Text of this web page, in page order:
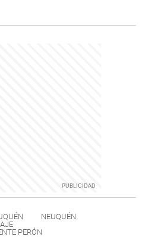
NEUQUÉN
PERÓN